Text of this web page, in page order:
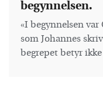
begynnelsen.
«I begynnelsen var
som Johannes
begrepet betyr